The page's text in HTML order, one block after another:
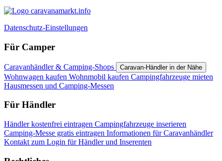
Datenschutz-Einstellungen
Für Camper
Caravanhändler & Camping-Shops Caravan-Händler in der Nähe
Wohnwagen kaufen Wohnmobil kaufen Campingfahrzeuge mieten
Hausmessen und Camping-Messen
Für Händler
Händler kostenfrei eintragen Campingfahrzeuge inserieren
Camping-Messe gratis eintragen Informationen für Caravanhändler
Kontakt zum Login für Händler und Inserenten